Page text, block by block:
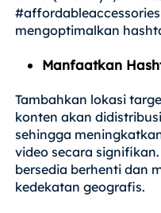
mengoptimalkan
Manfaatkan
Tambahkan lokasi
konten akan
sehingga
video secara
bersedia berhenti dan
kedekatan geografis.